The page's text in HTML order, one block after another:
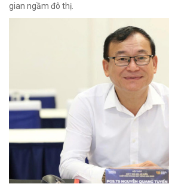
gian ngầm đô thị.